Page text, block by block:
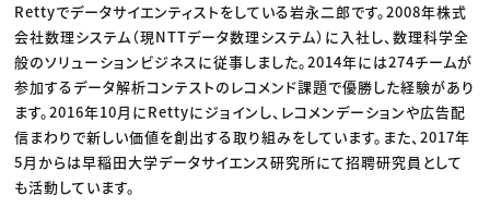
Rettyでデータサイエンティストをしている岩永二郎です。2008年株式
会社数理システム（現NTTデータ数理システム）に入社し、数理科学全
般のソリューションビジネスに従事しました。2014年には274チームが
参加するデータ解析コンテストのレコメンド課題で優勝した経験があり
ます。2016年10月にRettyにジョインし、レコメンデーションや広告配
信まわりで新しい価値を創出する取り組みをしています。また、2017年
5月からは早稲田大学データサイエンス研究所にて招聘研究員として
も活動しています。